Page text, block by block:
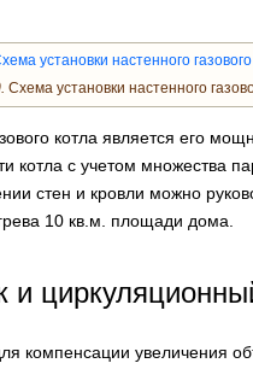
Схема установки настенного
котла является его
котла с учетом множества
стен и кровли можно
10 кв.м. площади дома.
и
компенсации увеличения